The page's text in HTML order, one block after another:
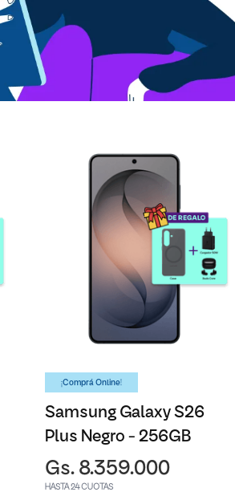
¡Comprá Online!
Samsung Galaxy S26
Plus Negro - 256GB
Gs. 8.359.000
HASTA 24 CUOTAS